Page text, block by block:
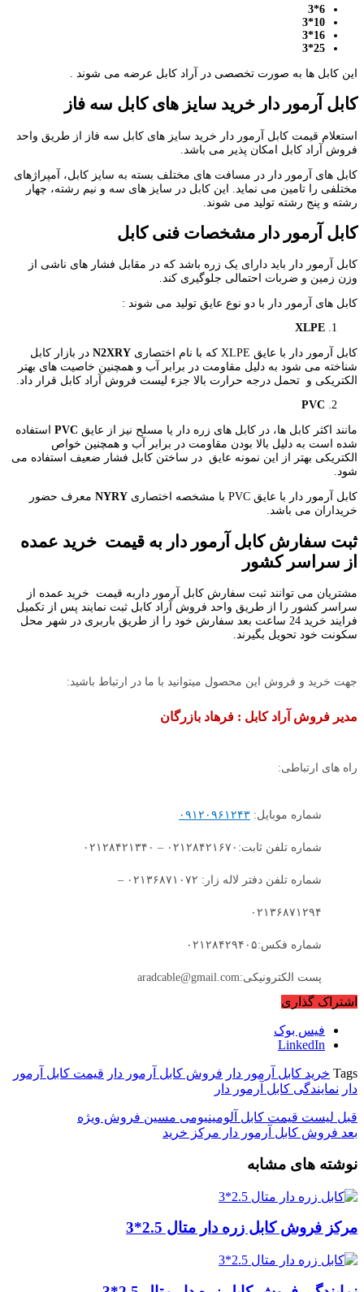
6*3
10*3
16*3
25*3
این کابل ها به صورت تخصصی در آراد کابل عرضه می شوند .
کابل آرمور دار خرید سایز های کابل سه فاز
استعلام قیمت کابل آرمور دار خرید سایز های کابل سه فاز از طریق واحد
فروش آراد کابل امکان پذیر می باشد.
کابل های آرمور دار در مسافت های مختلف بسته به سایز کابل، آمپراژهای
مختلفی را تامین می نماید. این کابل در سایز های سه و نیم رشته، چهار
رشته و پنج رشته تولید می شوند.
کابل آرمور دار مشخصات فنی کابل
کابل آرمور دار باید دارای یک زره باشد که در مقابل فشار های ناشی از
وزن زمین و ضربات احتمالی جلوگیری کند.
کابل های آرمور دار با دو نوع عایق تولید می شوند :
XLPE
کابل آرمور دار با عایق XLPE که با نام اختصاری N2XRY در بازار کابل
شناخته می شود به دلیل مقاومت در برابر آب و همچنین خاصیت های بهتر
الکتریکی و تحمل درجه حرارت بالا جزء لیست فروش آراد کابل قرار داد.
PVC
مانند اکثر کابل ها، در کابل های زره دار یا مسلح نیز از عایق PVC استفاده
شده است به دلیل بالا بودن مقاومت در برابر آب و همچنین خواص
الکتریکی بهتر از این نمونه عایق در ساختن کابل فشار ضعیف استفاده می
شود.
کابل آرمور دار با عایق PVC با مشخصه اختصاری NYRY معرف حضور
خریداران می باشد.
ثبت سفارش کابل آرمور دار به قیمت خرید عمده
از سراسر کشور
مشتریان می توانند ثبت سفارش کابل آرمور داربه قیمت خرید عمده از
سراسر کشور را از طریق واحد فروش آراد کابل ثبت نمایند پس از تکمیل
فرایند خرید 24 ساعت بعد سفارش خود را از طریق باربری در شهر محل
سکونت خود تحویل بگیرند.
جهت خرید و فروش این محصول میتوانید با ما در ارتباط باشید:
مدیر فروش آراد کابل : فرهاد بازرگان
راه های ارتباطی:
شماره موبایل: ۰۹۱۲۰۹۶۱۲۴۳
شماره تلفن ثابت:۰۲۱۲۸۴۲۱۶۷۰ – ۰۲۱۲۸۴۲۱۳۴۰
شماره تلفن دفتر لاله زار: ۰۲۱۳۶۸۷۱۰۷۲ –
۰۲۱۳۶۸۷۱۲۹۴
شماره فکس:۰۲۱۲۸۴۲۹۴۰۵
پست الکترونیکی:aradcable@gmail.com
اشتراک گذاری
فیس بوک
LinkedIn
Tags خرید کابل آرمور دار فروش کابل آرمور دار قیمت کابل آرمور
دار نمایندگی کابل آرمور دار
قبل لیست قیمت کابل آلومینیومی مسین فروش ویژه
بعد فروش کابل آرمور دار مرکز خرید
نوشته های مشابه
مرکز فروش کابل زره دار متال 2.5*3